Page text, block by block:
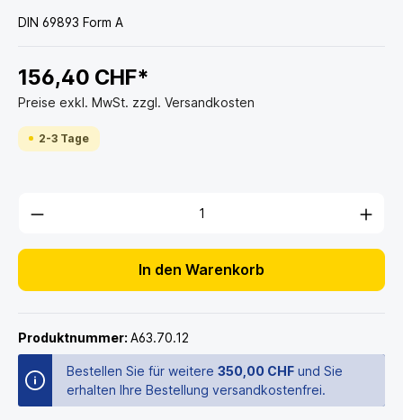
DIN 69893 Form A
156,40 CHF*
Preise exkl. MwSt. zzgl. Versandkosten
2-3 Tage
In den Warenkorb
Produktnummer: A63.70.12
Bestellen Sie für weitere 350,00 CHF und Sie
erhalten Ihre Bestellung versandkostenfrei.